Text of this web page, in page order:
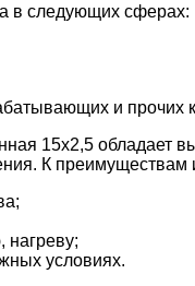
в следующих сферах:
и прочих
15х2,5 обладает
К преимуществам
нагреву;
условиях.